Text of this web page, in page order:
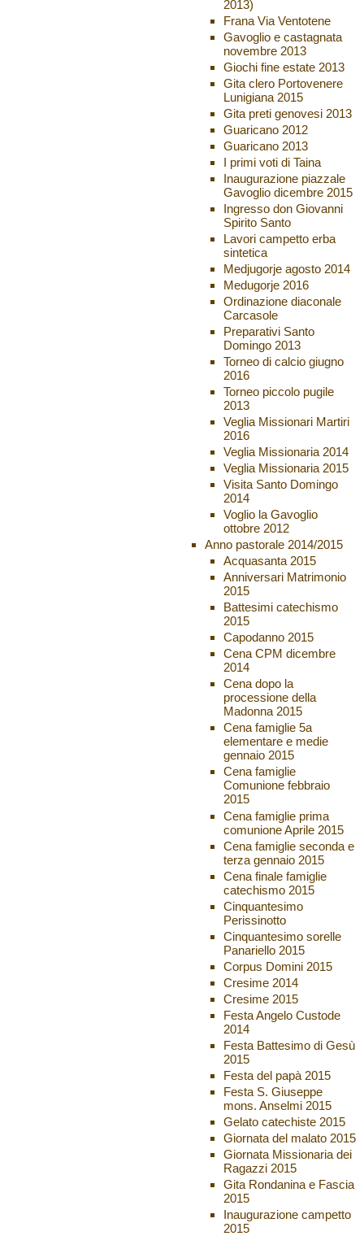
2013)
Frana Via Ventotene
Gavoglio e castagnata
novembre 2013
Giochi fine estate 2013
Gita clero Portovenere
Lunigiana 2015
Gita preti genovesi 2013
Guaricano 2012
Guaricano 2013
I primi voti di Taina
Inaugurazione piazzale
Gavoglio dicembre 2015
Ingresso don Giovanni
Spirito Santo
Lavori campetto erba
sintetica
Medjugorje agosto 2014
Medugorje 2016
Ordinazione diaconale
Carcasole
Preparativi Santo
Domingo 2013
Torneo di calcio giugno
2016
Torneo piccolo pugile
2013
Veglia Missionari Martiri
2016
Veglia Missionaria 2014
Veglia Missionaria 2015
Visita Santo Domingo
2014
Voglio la Gavoglio
ottobre 2012
Anno pastorale 2014/2015
Acquasanta 2015
Anniversari Matrimonio
2015
Battesimi catechismo
2015
Capodanno 2015
Cena CPM dicembre
2014
Cena dopo la
processione della
Madonna 2015
Cena famiglie 5a
elementare e medie
gennaio 2015
Cena famiglie
Comunione febbraio
2015
Cena famiglie prima
comunione Aprile 2015
Cena famiglie seconda e
terza gennaio 2015
Cena finale famiglie
catechismo 2015
Cinquantesimo
Perissinotto
Cinquantesimo sorelle
Panariello 2015
Corpus Domini 2015
Cresime 2014
Cresime 2015
Festa Angelo Custode
2014
Festa Battesimo di Gesù
2015
Festa del papà 2015
Festa S. Giuseppe
mons. Anselmi 2015
Gelato catechiste 2015
Giornata del malato 2015
Giornata Missionaria dei
Ragazzi 2015
Gita Rondanina e Fascia
2015
Inaugurazione campetto
2015